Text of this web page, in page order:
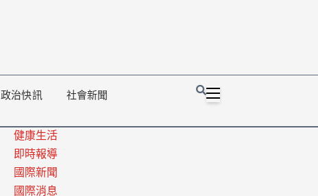
政治快訊 社會新聞
健康生活
即時報導
國際新聞
國際消息